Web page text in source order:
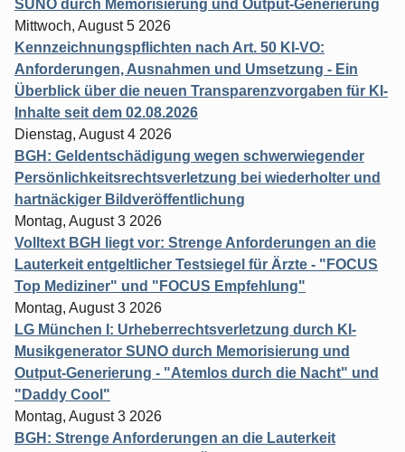
SUNO durch Memorisierung und Output-Generierung
Mittwoch, August 5 2026
Kennzeichnungspflichten nach Art. 50 KI-VO:
Anforderungen, Ausnahmen und Umsetzung - Ein
Überblick über die neuen Transparenzvorgaben für KI-
Inhalte seit dem 02.08.2026
Dienstag, August 4 2026
BGH: Geldentschädigung wegen schwerwiegender
Persönlichkeitsrechtsverletzung bei wiederholter und
hartnäckiger Bildveröffentlichung
Montag, August 3 2026
Volltext BGH liegt vor: Strenge Anforderungen an die
Lauterkeit entgeltlicher Testsiegel für Ärzte - "FOCUS
Top Mediziner" und "FOCUS Empfehlung"
Montag, August 3 2026
LG München I: Urheberrechtsverletzung durch KI-
Musikgenerator SUNO durch Memorisierung und
Output-Generierung - "Atemlos durch die Nacht" und
"Daddy Cool"
Montag, August 3 2026
BGH: Strenge Anforderungen an die Lauterkeit